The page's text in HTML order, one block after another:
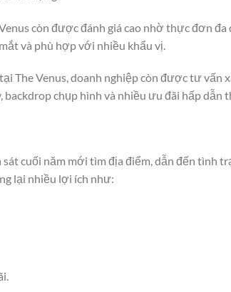
còn được đánh giá cao nhờ thực đơn
và phù hợp với nhiều khẩu vị.
tại The Venus, doanh nghiệp còn được tư vấn
backdrop chụp hình và nhiều ưu đãi hấp dẫn
cuối năm mới tìm địa điểm, dẫn đến tình
lại nhiều lợi ích như: